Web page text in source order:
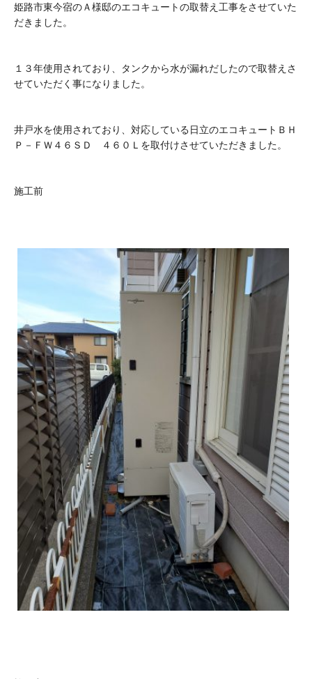
姫路市東今宿のＡ様邸のエコキュートの取替え工事をさせていた
だきました。
１３年使用されており、タンクから水が漏れだしたので取替えさ
せていただく事になりました。
井戸水を使用されており、対応している日立のエコキュートＢＨ
Ｐ－ＦＷ４６ＳＤ ４６０Ｌを取付けさせていただきました。
施工前